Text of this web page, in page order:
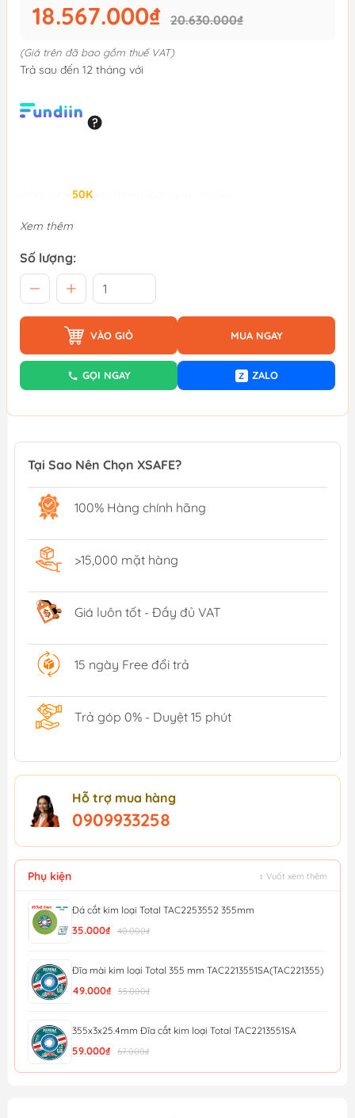
18.567.000₫ 20.630.000₫
(Giá trên đã bao gồm thuế VAT)
Trả sau đến 12 tháng với
50K
Xem thêm
Số lượng:
VÀO GIỎ MUA NGAY
GỌI NGAY Z ZALO
Tại Sao Nên Chọn XSAFE?
100% Hàng chính hãng
>15,000 mặt hàng
Giá luôn tốt - Đầy đủ VAT
15 ngày Free đổi trả
Trả góp 0% - Duyệt 15 phút
Hỗ trợ mua hàng
0909933258
Phụ kiện ↕ Vuốt xem thêm
Đá cắt kim loại Total TAC2253552 355mm
35.000₫ 40.000₫
Đĩa mài kim loại Total 355 mm TAC2213551SA(TAC221355)
49.000₫ 55.000₫
355x3x25.4mm Đĩa cắt kim loại Total TAC2213551SA
59.000₫ 67.000₫